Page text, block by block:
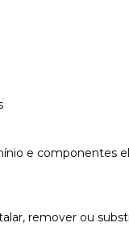
e componentes
remover ou